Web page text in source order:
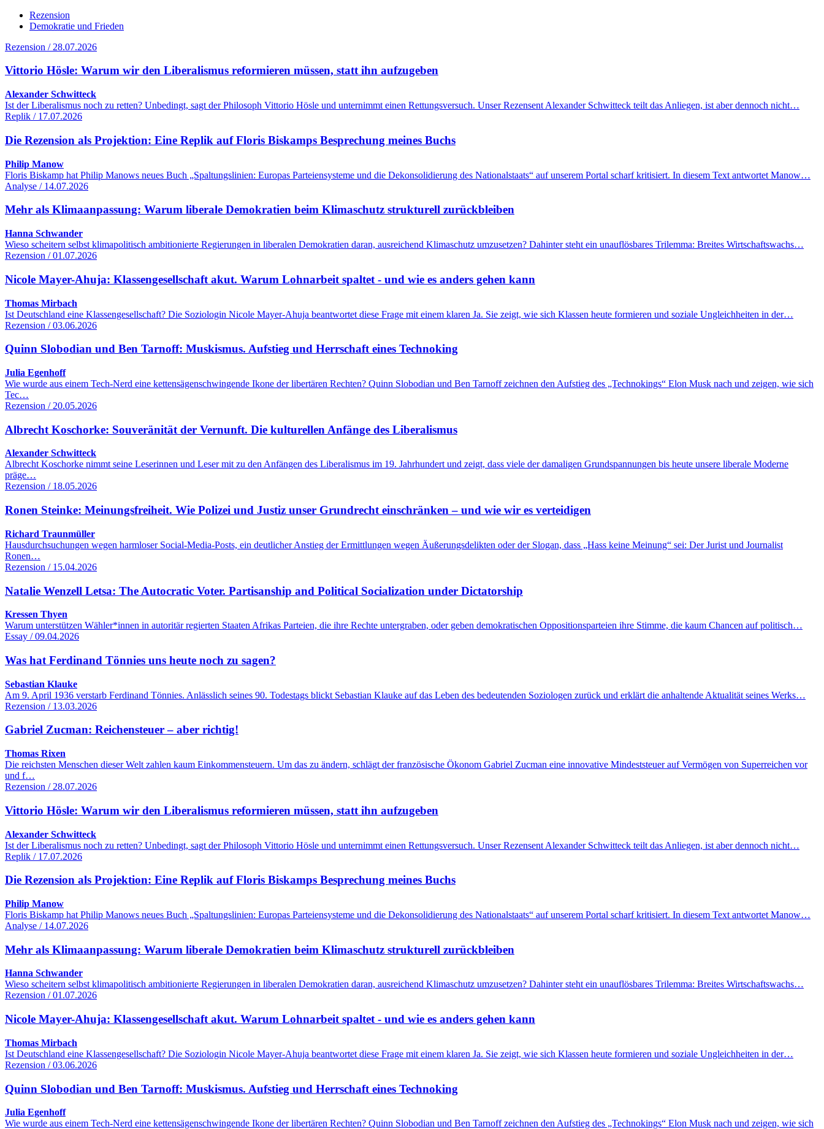
Rezension
Demokratie und Frieden
Rezension / 28.07.2026
Vittorio Hösle: Warum wir den Liberalismus reformieren müssen, statt ihn aufzugeben
Alexander Schwitteck
Ist der Liberalismus noch zu retten? Unbedingt, sagt der Philosoph Vittorio Hösle und unternimmt einen Rettungsversuch. Unser Rezensent Alexander Schwitteck teilt das Anliegen, ist aber dennoch nicht…
Replik / 17.07.2026
Die Rezension als Projektion: Eine Replik auf Floris Biskamps Besprechung meines Buchs
Philip Manow
Floris Biskamp hat Philip Manows neues Buch „Spaltungslinien: Europas Parteiensysteme und die Dekonsolidierung des Nationalstaats“ auf unserem Portal scharf kritisiert. In diesem Text antwortet Manow…
Analyse / 14.07.2026
Mehr als Klimaanpassung: Warum liberale Demokratien beim Klimaschutz strukturell zurückbleiben
Hanna Schwander
Wieso scheitern selbst klimapolitisch ambitionierte Regierungen in liberalen Demokratien daran, ausreichend Klimaschutz umzusetzen? Dahinter steht ein unauflösbares Trilemma: Breites Wirtschaftswachs…
Rezension / 01.07.2026
Nicole Mayer-Ahuja: Klassengesellschaft akut. Warum Lohnarbeit spaltet - und wie es anders gehen kann
Thomas Mirbach
Ist Deutschland eine Klassengesellschaft? Die Soziologin Nicole Mayer-Ahuja beantwortet diese Frage mit einem klaren Ja. Sie zeigt, wie sich Klassen heute formieren und soziale Ungleichheiten in der…
Rezension / 03.06.2026
Quinn Slobodian und Ben Tarnoff: Muskismus. Aufstieg und Herrschaft eines Technoking
Julia Egenhoff
Wie wurde aus einem Tech-Nerd eine kettensägenschwingende Ikone der libertären Rechten? Quinn Slobodian und Ben Tarnoff zeichnen den Aufstieg des „Technokings“ Elon Musk nach und zeigen, wie sich
Tec…
Rezension / 20.05.2026
Albrecht Koschorke: Souveränität der Vernunft. Die kulturellen Anfänge des Liberalismus
Alexander Schwitteck
Albrecht Koschorke nimmt seine Leserinnen und Leser mit zu den Anfängen des Liberalismus im 19. Jahrhundert und zeigt, dass viele der damaligen Grundspannungen bis heute unsere liberale Moderne
präge…
Rezension / 18.05.2026
Ronen Steinke: Meinungsfreiheit. Wie Polizei und Justiz unser Grundrecht einschränken – und wie wir es verteidigen
Richard Traunmüller
Hausdurchsuchungen wegen harmloser Social-Media-Posts, ein deutlicher Anstieg der Ermittlungen wegen Äußerungsdelikten oder der Slogan, dass „Hass keine Meinung“ sei: Der Jurist und Journalist
Ronen…
Rezension / 15.04.2026
Natalie Wenzell Letsa: The Autocratic Voter. Partisanship and Political Socialization under Dictatorship
Kressen Thyen
Warum unterstützen Wähler*innen in autoritär regierten Staaten Afrikas Parteien, die ihre Rechte untergraben, oder geben demokratischen Oppositionsparteien ihre Stimme, die kaum Chancen auf politisch…
Essay / 09.04.2026
Was hat Ferdinand Tönnies uns heute noch zu sagen?
Sebastian Klauke
Am 9. April 1936 verstarb Ferdinand Tönnies. Anlässlich seines 90. Todestags blickt Sebastian Klauke auf das Leben des bedeutenden Soziologen zurück und erklärt die anhaltende Aktualität seines Werks…
Rezension / 13.03.2026
Gabriel Zucman: Reichensteuer – aber richtig!
Thomas Rixen
Die reichsten Menschen dieser Welt zahlen kaum Einkommensteuern. Um das zu ändern, schlägt der französische Ökonom Gabriel Zucman eine innovative Mindeststeuer auf Vermögen von Superreichen vor
und f…
Rezension / 28.07.2026
Vittorio Hösle: Warum wir den Liberalismus reformieren müssen, statt ihn aufzugeben
Alexander Schwitteck
Ist der Liberalismus noch zu retten? Unbedingt, sagt der Philosoph Vittorio Hösle und unternimmt einen Rettungsversuch. Unser Rezensent Alexander Schwitteck teilt das Anliegen, ist aber dennoch nicht…
Replik / 17.07.2026
Die Rezension als Projektion: Eine Replik auf Floris Biskamps Besprechung meines Buchs
Philip Manow
Floris Biskamp hat Philip Manows neues Buch „Spaltungslinien: Europas Parteiensysteme und die Dekonsolidierung des Nationalstaats“ auf unserem Portal scharf kritisiert. In diesem Text antwortet Manow…
Analyse / 14.07.2026
Mehr als Klimaanpassung: Warum liberale Demokratien beim Klimaschutz strukturell zurückbleiben
Hanna Schwander
Wieso scheitern selbst klimapolitisch ambitionierte Regierungen in liberalen Demokratien daran, ausreichend Klimaschutz umzusetzen? Dahinter steht ein unauflösbares Trilemma: Breites Wirtschaftswachs…
Rezension / 01.07.2026
Nicole Mayer-Ahuja: Klassengesellschaft akut. Warum Lohnarbeit spaltet - und wie es anders gehen kann
Thomas Mirbach
Ist Deutschland eine Klassengesellschaft? Die Soziologin Nicole Mayer-Ahuja beantwortet diese Frage mit einem klaren Ja. Sie zeigt, wie sich Klassen heute formieren und soziale Ungleichheiten in der…
Rezension / 03.06.2026
Quinn Slobodian und Ben Tarnoff: Muskismus. Aufstieg und Herrschaft eines Technoking
Julia Egenhoff
Wie wurde aus einem Tech-Nerd eine kettensägenschwingende Ikone der libertären Rechten? Quinn Slobodian und Ben Tarnoff zeichnen den Aufstieg des „Technokings“ Elon Musk nach und zeigen, wie sich